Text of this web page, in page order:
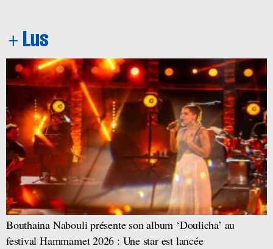
Bouthaina Nabouli présente son album ‘Doulicha’ au
festival Hammamet 2026 : Une star est lancée